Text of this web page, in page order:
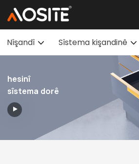
Nîşandî Sîstema kişandinê
hesinî
sîstema dorê